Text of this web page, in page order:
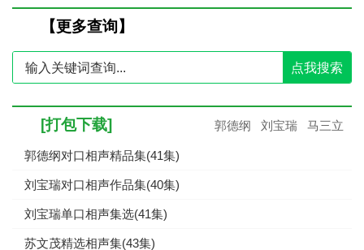
【更多查询】
点我搜索
[打包下载] 郭德纲 刘宝瑞 马三立
郭德纲对口相声精品集(41集)
刘宝瑞对口相声作品集(40集)
刘宝瑞单口相声集选(41集)
苏文茂精选相声集(43集)